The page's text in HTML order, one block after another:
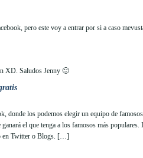
pero este voy a entrar por si a caso
XD. Saludos Jenny 🙂
donde los podemos elegir un equipo de
el que tenga a los famosos más populares.
en Twitter o Blogs. […]